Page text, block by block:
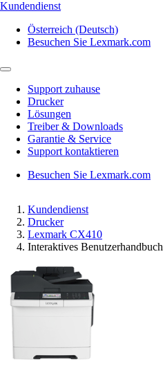
Kundendienst
Österreich (Deutsch)
Besuchen Sie Lexmark.com
Support zuhause
Drucker
Lösungen
Treiber & Downloads
Garantie & Service
Support kontaktieren
Besuchen Sie Lexmark.com
Kundendienst
Drucker
Lexmark CX410
Interaktives Benutzerhandbuch